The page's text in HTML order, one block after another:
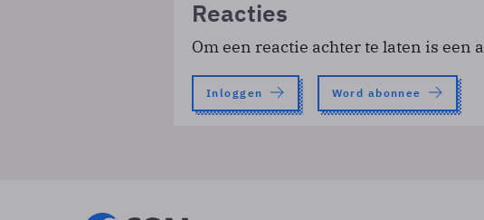
Reacties
Om een reactie achter te laten is een
Inloggen Word abonnee